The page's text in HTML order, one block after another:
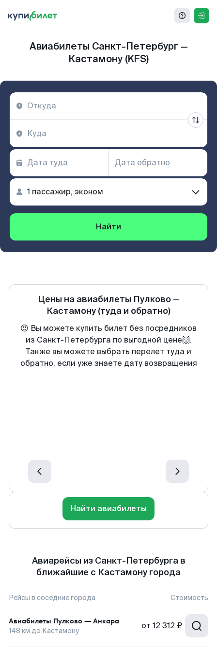
Авиабилеты Санкт-Петербург —
Кастамону (KFS)
Найти
Цены на авиабилеты Пулково—
Кастамону (туда и обратно)
😍 Вы можете купить билет без посредников
из Санкт-Петербурга по выгодной цене🙌.
Также вы можете выбрать перелет туда и
обратно, если уже знаете дату возвращения
Найти авиабилеты
Авиарейсы из Санкт-Петербурга в
ближайшие с Кастамону города
Рейсы в соседние города Стоимость
Авиабилеты Пулково — Анкара
148 км до Кастамону от 12 312 ₽